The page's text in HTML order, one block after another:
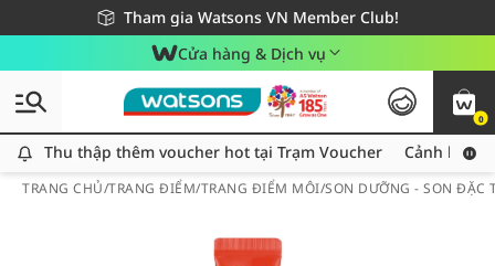
Tham gia Watsons VN Member Club!
Miễn phí giao hàng cho đơn hàng từ 249,000Đ
Giao hàng nhanh 24h - Áp dụng khu vực TP. Hồ Chí Minh
Cửa hàng & Dịch vụ
0
Thu thập thêm voucher hot tại Trạm Voucher
Thu thập thêm voucher hot tại Trạm Voucher Cảnh báo
TRANG CHỦ/TRANG ĐIỂM/TRANG ĐIỂM MÔI/SON DƯỠNG - SON ĐẶC